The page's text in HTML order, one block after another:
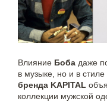
Влияние Боба даже
в музыке, но и в
бренда KAPITAL
коллекции мужской